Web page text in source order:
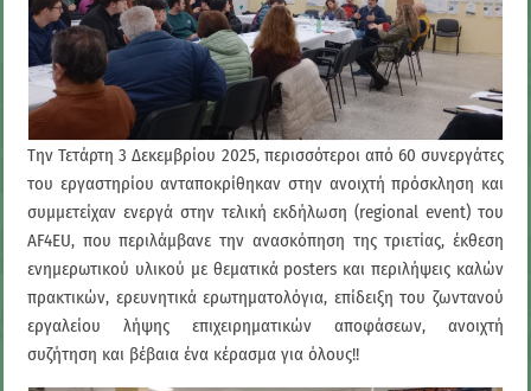
Την Τετάρτη 3 Δεκεμβρίου 2025, περισσότεροι από 60 συνεργάτες
του εργαστηρίου ανταποκρίθηκαν στην ανοιχτή πρόσκληση και
συμμετείχαν ενεργά στην τελική εκδήλωση (regional event) του
AF4EU, που περιλάμβανε την ανασκόπηση της τριετίας, έκθεση
ενημερωτικού υλικού με θεματικά posters και περιλήψεις καλών
πρακτικών, ερευνητικά ερωτηματολόγια, επίδειξη του ζωντανού
εργαλείου λήψης επιχειρηματικών αποφάσεων, ανοιχτή
συζήτηση και βέβαια ένα κέρασμα για όλους!!